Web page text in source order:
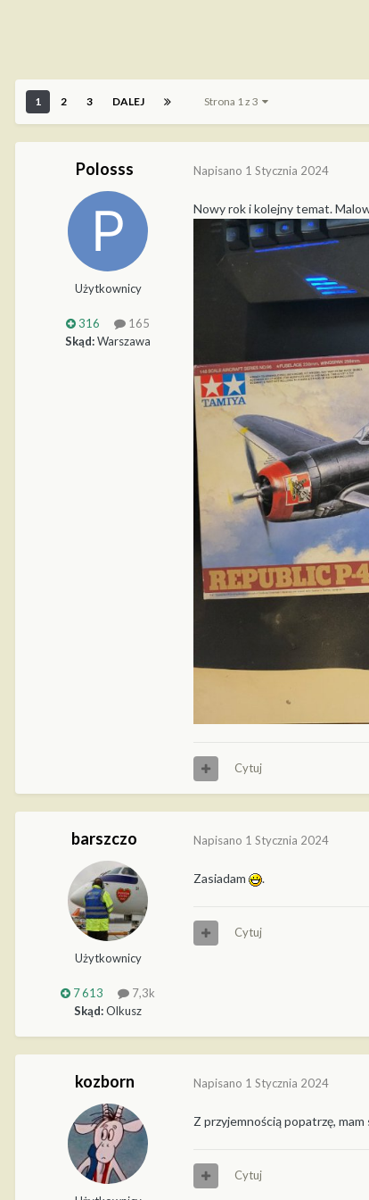
1 2 3 DALEJ Strona 1 z 3
Polosss
Użytkownicy
316
165
Skąd:Warszawa
Napisano 1 Stycznia 2024
Nowy rok i kolejny temat.
Cytuj
barszczo
Użytkownicy
7 613
7,3k
Skąd:Olkusz
Napisano 1 Stycznia 2024
Zasiadam .
Cytuj
kozborn Napisano 1 Stycznia 2024
Z przyjemnością popatrzę,
Cytuj